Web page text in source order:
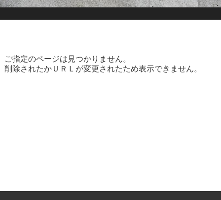
ご指定のページは見つかりません。
削除されたかＵＲＬが変更されたため表示できません。